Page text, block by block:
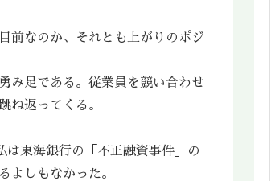
前なのか、それとも上がりのポジ
み足である。従業員を競い合わせ
ね返ってくる。
は東海銀行の「不正融資事件」の
よしもなかった。